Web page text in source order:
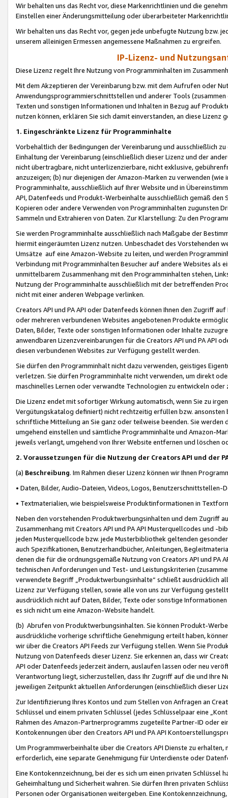
Wir behalten uns das Recht vor, diese Markenrichtlinien und die
Einstellen einer Änderungsmitteilung oder überarbeiteter
Wir behalten uns das Recht vor, gegen jede unbefugte Nutzung bzw.
unserem alleinigen Ermessen angemessene Maßnahmen zu ergreifen.
IP-Lizenz- und
Diese Lizenz regelt Ihre Nutzung von Programminhalten im
Mit dem Akzeptieren der Vereinbarung bzw. mit dem Aufrufen oder
Anwendungsprogrammierschnittstellen und anderer Tools (zusammen
Texten und sonstigen Informationen und Inhalten in Bezug auf
nutzen können, erklären Sie sich damit einverstanden, an diese Lizenz
1. Eingeschränkte Lizenz für Programminhalte
Vorbehaltlich der Bedingungen der Vereinbarung und ausschließlich
Einhaltung der Vereinbarung (einschließlich dieser Lizenz und der
nicht übertragbare, nicht unterlizenzierbare, nicht exklusive,
anzuzeigen; (b) nur diejenigen der Amazon-Marken zu verwenden
Programminhalte, ausschließlich auf Ihrer Website und in
API, Datenfeeds und Produkt-Werbeinhalte ausschließlich gemäß
Kopieren oder andere Verwenden von Programminhalten zugunsten
Sammeln und Extrahieren von Daten. Zur Klarstellung: Zu den
Sie werden Programminhalte ausschließlich nach Maßgabe der
hiermit eingeräumten Lizenz nutzen. Unbeschadet des Vorstehenden
Umsätze auf eine Amazon-Website zu leiten, und werden
Verbindung mit Programminhalten Besucher auf andere Websites als
unmittelbarem Zusammenhang mit den Programminhalten stehen,
Nutzung der Programminhalte ausschließlich mit der betreffenden
nicht mit einer anderen Webpage verlinken.
Creators API und PA API oder Datenfeeds können Ihnen den Zugriff
oder mehreren verbundenen Websites angebotenen Produkte
Daten, Bilder, Texte oder sonstigen Informationen oder Inhalte
anwendbaren Lizenzvereinbarungen für die Creators API und PA API
diesen verbundenen Websites zur Verfügung gestellt werden.
Sie dürfen den Programminhalt nicht dazu verwenden, geistiges
verletzen. Sie dürfen Programminhalte nicht verwenden, um direkt
maschinelles Lernen oder verwandte Technologien zu entwickeln
Die Lizenz endet mit sofortiger Wirkung automatisch, wenn Sie zu
Vergütungskatalog definiert) nicht rechtzeitig erfüllen bzw. ansonsten
schriftliche Mitteilung an Sie ganz oder teilweise beenden. Sie werden
umgehend einstellen und sämtliche Programminhalte und Amazon-
jeweils verlangt, umgehend von Ihrer Website entfernen und löschen
2. Voraussetzungen für die Nutzung der Creators API und der
(a) Beschreibung. Im Rahmen dieser Lizenz können wir Ihnen
• Daten, Bilder, Audio-Dateien, Videos, Logos, Benutzerschnittstellen-
• Textmaterialien, wie beispielsweise Produktinformationen in
Neben den vorstehenden Produktwerbungsinhalten und dem Zugriff
Zusammenhang mit Creators API und PA API Musterquellcodes und
jeden Musterquellcode bzw. jede Musterbibliothek geltenden
auch Spezifikationen, Benutzerhandbücher, Anleitungen,
denen die für die ordnungsgemäße Nutzung von Creators API und PA
technischen Anforderungen und Test- und Leistungskriterien
verwendete Begriff „Produktwerbungsinhalte“ schließt ausdrücklich
Lizenz zur Verfügung stellen, sowie alle von uns zur Verfügung
ausdrücklich nicht auf Daten, Bilder, Texte oder sonstige
es sich nicht um eine Amazon-Website handelt.
(b) Abrufen von Produktwerbungsinhalten. Sie können Produkt-
ausdrückliche vorherige schriftliche Genehmigung erteilt haben,
wir über die Creators API Feeds zur Verfügung stellen. Wenn Sie
Nutzung von Datenfeeds dieser Lizenz. Sie erkennen an, dass wir
API oder Datenfeeds jederzeit ändern, auslaufen lassen oder neu
Verantwortung liegt, sicherzustellen, dass Ihr Zugriff auf die und Ihre
jeweiligen Zeitpunkt aktuellen Anforderungen (einschließlich dieser
Zur Identifizierung Ihres Kontos und zum Stellen von Anfragen an
Schlüssel und einem privaten Schlüssel (jedes Schlüsselpaar eine
Rahmen des Amazon-Partnerprogramms zugeteilte Partner-ID oder
Kontokennungen über den Creators API und PA API
Um Programmwerbeinhalte über die Creators API Dienste zu
erforderlich, eine separate Genehmigung für Unterdienste oder
Eine Kontokennzeichnung, bei der es sich um einen privaten
Geheimhaltung und Sicherheit wahren. Sie dürfen Ihren privaten
Personen oder Organisationen weitergeben. Eine